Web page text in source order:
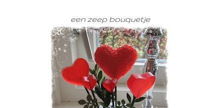
een zeep bouquetje